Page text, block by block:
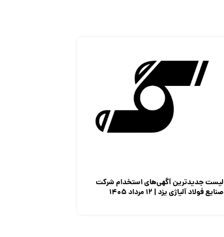
لیست جدیدترین آگهی‌های استخدام شرکت
صنایع فولاد آلیاژی یزد | ۱۲ مرداد ۱۴۰۵